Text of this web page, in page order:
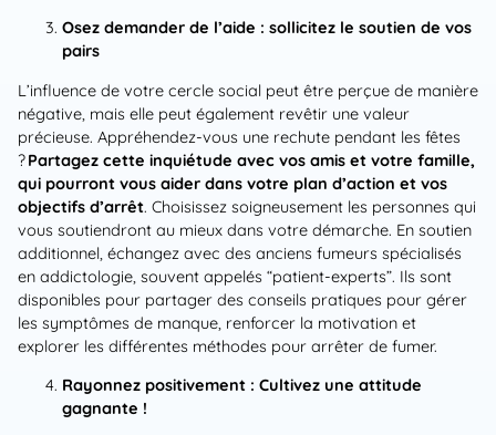
Osez demander de l’aide : sollicitez le soutien de vos
pairs
L’influence de votre cercle social peut être perçue de manière
négative, mais elle peut également revêtir une valeur
précieuse. Appréhendez-vous une rechute pendant les fêtes
?Partagez cette inquiétude avec vos amis et votre famille,
qui pourront vous aider dans votre plan d’action et vos
objectifs d’arrêt. Choisissez soigneusement les personnes qui
vous soutiendront au mieux dans votre démarche. En soutien
additionnel, échangez avec des anciens fumeurs spécialisés
en addictologie, souvent appelés “patient-experts”. Ils sont
disponibles pour partager des conseils pratiques pour gérer
les symptômes de manque, renforcer la motivation et
explorer les différentes méthodes pour arrêter de fumer.
Rayonnez positivement : Cultivez une attitude
gagnante !